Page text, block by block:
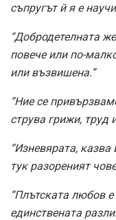
съпругът й я е
“Добродетелната
повече или по-
или възвишена.”
“Ние се
струва грижи, труд
“Изневярата,
тук разореният
“Плътската любов
единствената